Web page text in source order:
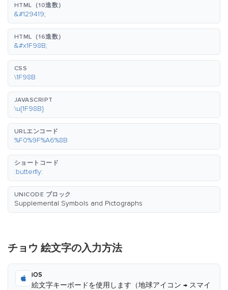
HTML（10進数）
&#129419;
HTML（16進数）
&#x1F98B;
CSS
\1F98B
JAVASCRIPT
\u{1F98B}
URLエンコード
%F0%9F%A6%8B
ショートコード
:butterfly:
UNICODE ブロック
Supplemental Symbols and Pictographs
チョウ 絵文字の入力方法
iOS
絵文字キーボードを使用します（地球アイコン → スマイ